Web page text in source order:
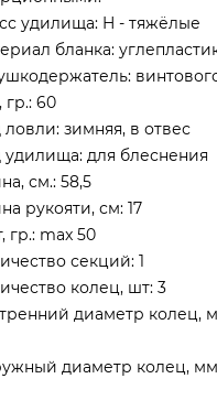
удилища: H - тяжёлые
бланка:
гр.: 60
ловли: зимняя, в отвес
удилища: для блеснения
см.: 58,5
рукояти, см: 17
гр.: max 50
секций: 1
колец, шт: 3
диаметр колец,
диаметр колец, мм: